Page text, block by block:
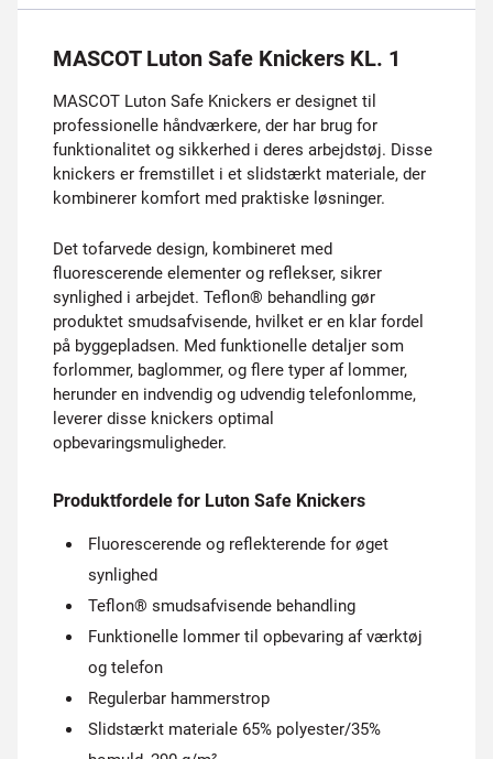
MASCOT Luton Safe Knickers KL. 1
MASCOT Luton Safe Knickers er designet til
professionelle håndværkere, der har brug for
funktionalitet og sikkerhed i deres arbejdstøj. Disse
knickers er fremstillet i et slidstærkt materiale, der
kombinerer komfort med praktiske løsninger.
Det tofarvede design, kombineret med
fluorescerende elementer og reflekser, sikrer
synlighed i arbejdet. Teflon® behandling gør
produktet smudsafvisende, hvilket er en klar fordel
på byggepladsen. Med funktionelle detaljer som
forlommer, baglommer, og flere typer af lommer,
herunder en indvendig og udvendig telefonlomme,
leverer disse knickers optimal
opbevaringsmuligheder.
Produktfordele for Luton Safe Knickers
Fluorescerende og reflekterende for øget
synlighed
Teflon® smudsafvisende behandling
Funktionelle lommer til opbevaring af værktøj
og telefon
Regulerbar hammerstrop
Slidstærkt materiale 65% polyester/35%